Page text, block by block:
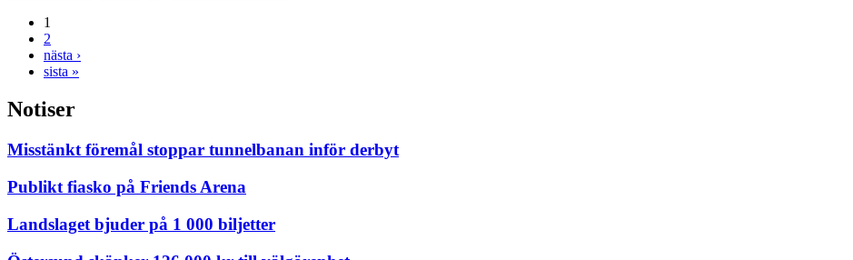
1
2
nästa ›
sista »
Notiser
Misstänkt föremål stoppar tunnelbanan inför derbyt
Publikt fiasko på Friends Arena
Landslaget bjuder på 1 000 biljetter